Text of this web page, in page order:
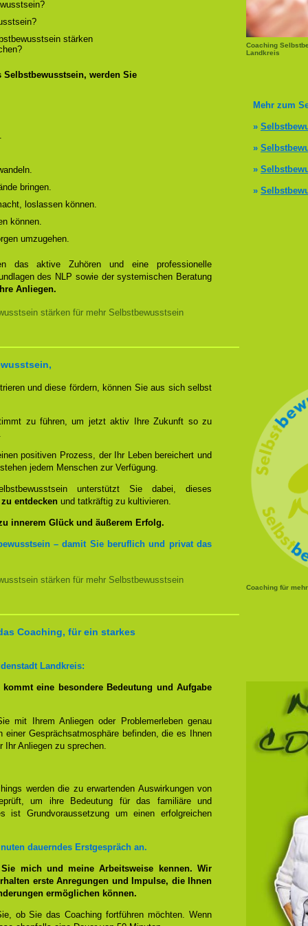
Coaching
Landkreis
stärken
werden Sie
Mehr zum
»
»
»
»
bringen.
loslassen können.
können.
umzugehen.
das aktive Zuhören und eine professionelle
des NLP sowie der systemischen Beratung
Anliegen.
stärken für mehr Selbstbewusstsein
Coaching für
und diese fördern, können Sie aus sich selbst
zu führen, um jetzt aktiv Ihre Zukunft so zu
positiven Prozess, der Ihr Leben bereichert und
jedem Menschen zur Verfügung.
unterstützt Sie dabei, dieses
entdecken und tatkräftig zu kultivieren.
innerem Glück und äußerem Erfolg.
– damit Sie beruflich und privat das
stärken für mehr Selbstbewusstsein
Coaching, für ein starkes
Landkreis:
eine besondere Bedeutung und Aufgabe
mit Ihrem Anliegen oder Problemerleben genau
Gesprächsatmosphäre befinden, die es Ihnen
Ihr Anliegen zu sprechen.
werden die zu erwartenden Auswirkungen von
um ihre Bedeutung für das familiäre und
ist Grundvoraussetzung um einen erfolgreichen
dauerndes Erstgespräch an.
mich und meine Arbeitsweise kennen. Wir
erste Anregungen und Impulse, die Ihnen
ermöglichen können.
ob Sie das Coaching fortführen möchten. Wenn